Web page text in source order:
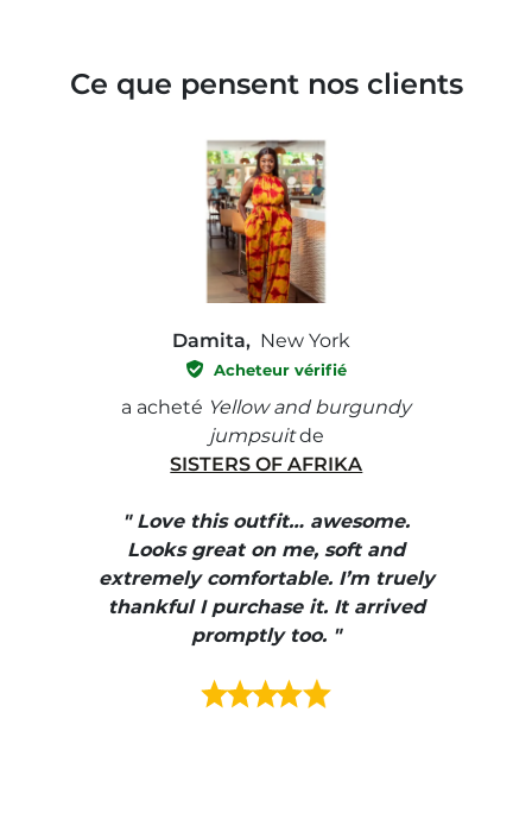
Ce que pensent nos clients
Damita, New York
Acheteur vérifié
a acheté Yellow and burgundy
jumpsuitde
SISTERS OF AFRIKA
" Love this outfit… awesome.
Looks great on me, soft and
extremely comfortable. I’m truely
thankful I purchase it. It arrived
promptly too. "